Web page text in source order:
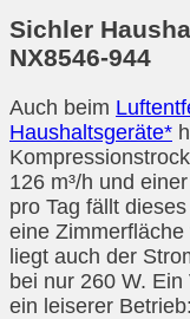
Sichler
NX8546-944
Auch beim
Haushaltsgeräte*
126 m³/h und
pro Tag fällt
eine Zimmerfläche
liegt auch der
bei nur 260 W.
ein leiserer